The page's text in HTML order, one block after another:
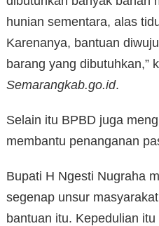
hunian sementara, alas
Karenanya, bantuan
barang yang dibutuhkan,”
Semarangkab.go.id.
Selain itu BPBD juga
membantu penanganan
Bupati H Ngesti Nugraha
segenap unsur
bantuan itu. Kepedulian